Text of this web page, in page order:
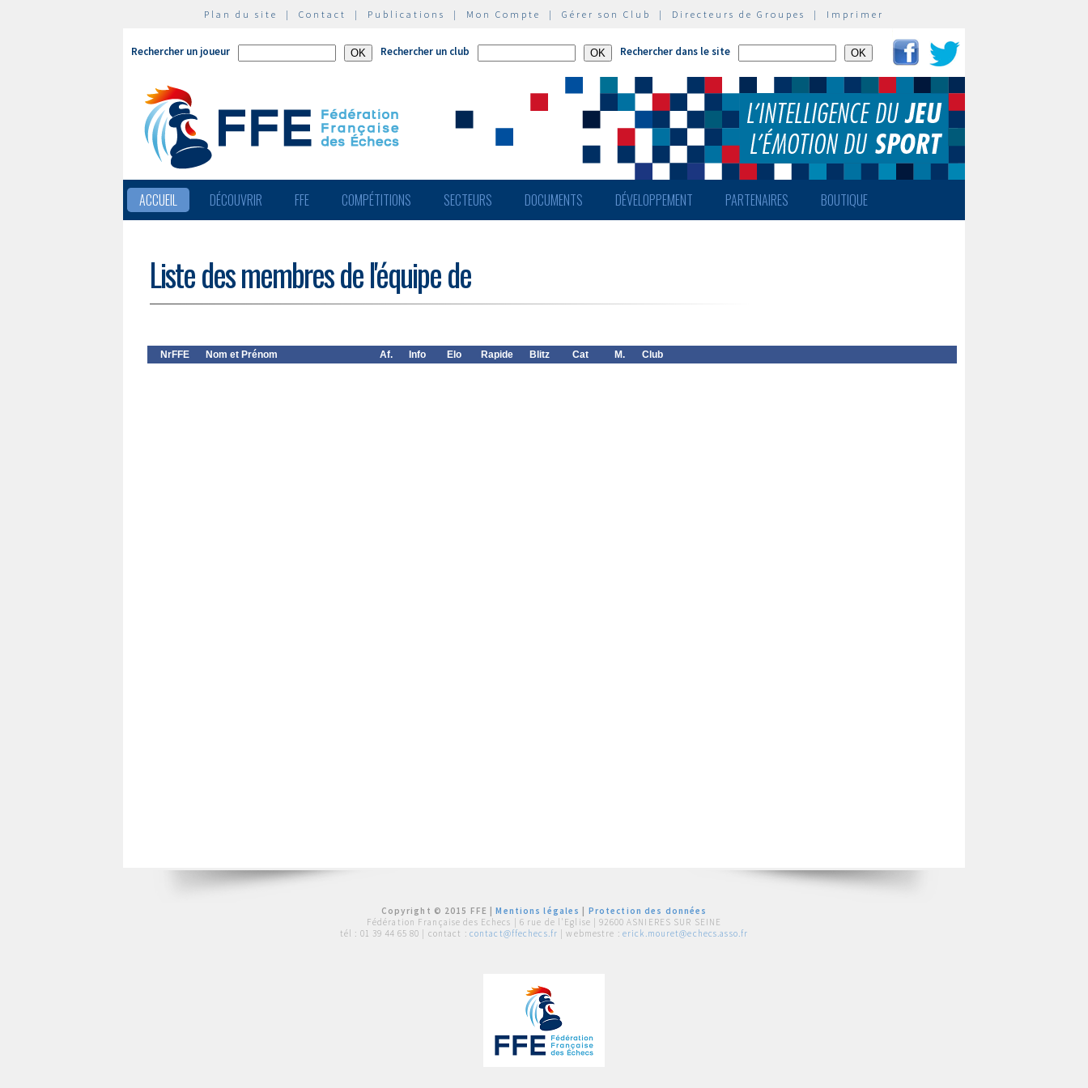
Plan du site | Contact | Publications | Mon Compte | Gérer son Club | Directeurs de Groupes | Imprimer
Rechercher un joueur Rechercher un club Rechercher dans le site
ACCUEIL DÉCOUVRIR FFE COMPÉTITIONS SECTEURS DOCUMENTS DÉVELOPPEMENT PARTENAIRES BOUTIQUE
Liste des membres de l'équipe de
NrFFE Nom et Prénom Af. Info Elo Rapide Blitz Cat M. Club
Copyright © 2015 FFE |Mentions légales
Protection des données
Fédération Française des Echecs | 6 rue de l'Eglise | 92600 ASNIERES SUR SEINE
tél : 01 39 44 65 80 | contact : contact@ffechecs.fr | webmestre : erick.mouret@echecs.asso.fr